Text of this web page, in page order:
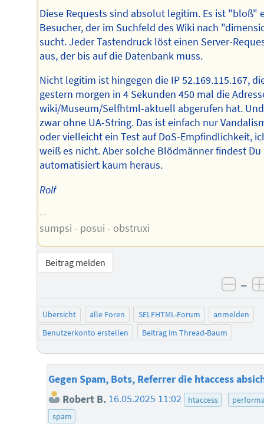
Diese Requests sind absolut legitim. Es ist "bloß"
Besucher, der im Suchfeld des Wiki nach
sucht. Jeder Tastendruck löst einen Server-
aus, der bis auf die Datenbank muss.
Nicht legitim ist hingegen die IP 52.169.115.167,
gestern morgen in 4 Sekunden 450 mal die
wiki/Museum/Selfhtml-aktuell abgerufen hat. Und
zwar ohne UA-String. Das ist einfach nur
oder vielleicht ein Test auf DoS-Empfindlichkeit,
weiß es nicht. Aber solche Blödmänner findest Du
automatisiert kaum heraus.
Rolf
--
sumpsi - posui - obstruxi
Beitrag melden
–
Übersicht alle Foren SELFHTML-Forum
anmelden
Benutzerkonto erstellen
Beitrag im Thread-Baum
Gegen Spam, Bots, Referrer die htaccess
Robert B. 16.05.2025 11:02 htaccess
spam